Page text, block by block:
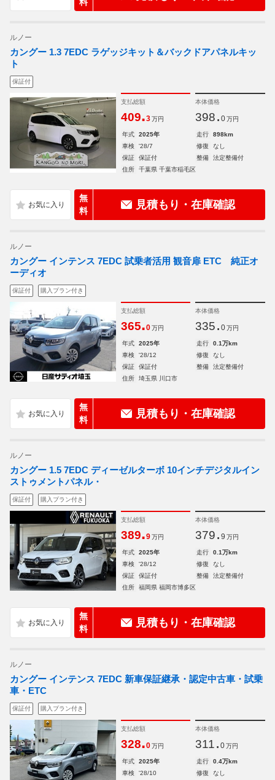
料
ルノー
カングー 1.3 7EDC ラゲッジキット＆バックドアパネルキッ
ト
保証付
支払総額
409.3 万円
本体価格
398. 0 万円
年式 2025年 走行
898km
車検
'28/7 修復
なし
保証
保証付 整備
法定整備付
住所
千葉県 千葉市稲毛区
無
料
見積もり・在庫確認
ルノー
カングー インテンス 7EDC 試乗者活用 観音扉 ETC 純正オ
ーディオ
保証付 購入プラン付き
支払総額
365.0 万円
本体価格
335. 0 万円
年式 2025年 走行
0.1万km
車検
'28/12 修復
なし
保証
保証付 整備
法定整備付
住所
埼玉県 川口市
無
料
見積もり・在庫確認
ルノー
カングー 1.5 7EDC ディーゼルターボ 10インチデジタルイン
ストゥメントパネル・
保証付 購入プラン付き
支払総額
389.9 万円
本体価格
379. 9 万円
年式 2025年 走行
0.1万km
車検
'28/12 修復
なし
保証
保証付 整備
法定整備付
住所
福岡県 福岡市博多区
無
料
見積もり・在庫確認
ルノー
カングー インテンス 7EDC 新車保証継承・認定中古車・試乗
車・ETC
保証付 購入プラン付き
支払総額
328.0 万円
本体価格
311. 0 万円
年式 2025年 走行
0.4万km
車検
'28/10 修復
なし